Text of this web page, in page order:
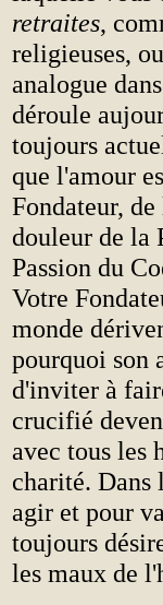
retraites,
religieuses,
analogue
déroule
toujours
que l'amour
Fondateur,
douleur de la
Passion du
Votre
monde
pourquoi son
d'inviter à
crucifié
avec tous les
charité.
agir et pour
toujours
les maux de